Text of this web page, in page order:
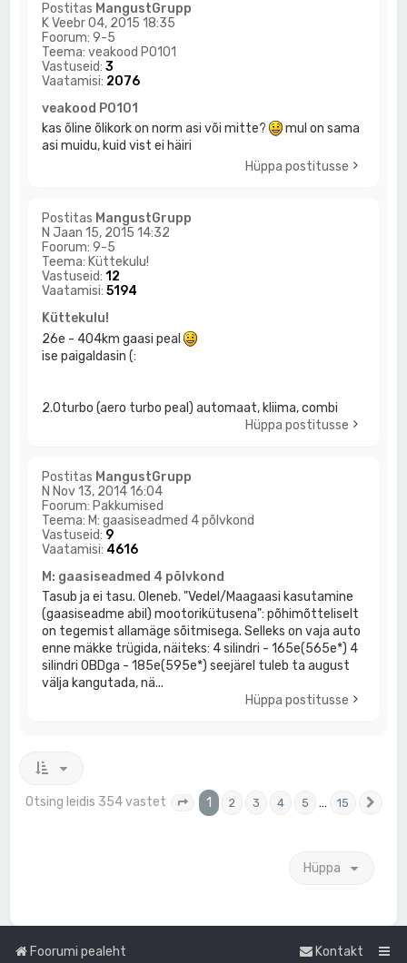
Postitas MangustGrupp
K Veebr 04, 2015 18:35
Foorum:9-5
Teema:veakood P0101
Vastuseid:3
Vaatamisi: 2076
veakood P0101
kas õline õlikork on norm asi või mitte?
mul on sama
asi muidu, kuid vist ei häiri
Hüppa postitusse
Postitas MangustGrupp
N Jaan 15, 2015 14:32
Foorum:9-5
Teema: Küttekulu!
Vastuseid:12
Vaatamisi:5194
Küttekulu!
26e - 404km gaasi peal
ise paigaldasin (:
2.0turbo (aero turbo peal) automaat, kliima, combi
Hüppa postitusse
Postitas MangustGrupp
N Nov 13, 2014 16:04
Foorum: Pakkumised
Teema: M: gaasiseadmed 4 põlvkond
Vastuseid: 9
Vaatamisi: 4616
M: gaasiseadmed 4 põlvkond
Tasub ja ei tasu. Oleneb. "Vedel/Maagaasi kasutamine
(gaasiseadme abil) mootorikütusena": põhimõtteliselt
on tegemist allamäge sõitmisega. Selleks on vaja auto
enne mäkke trügida, näiteks: 4 silindri - 165e(565e*) 4
silindri OBDga - 185e(595e*) seejärel tuleb ta august
välja kangutada, nä...
Hüppa postitusse
Otsing leidis 354 vastet . leht 15 -st
1 2 3 4 5 … 15
Hüppa
Foorumi pealeht Kontakt